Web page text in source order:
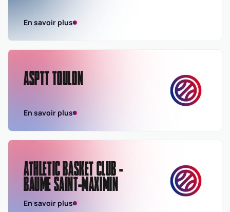
En savoir plus
ASPTT TOULON
En savoir plus
ATHLETIC BASKET CLUB -
BAUME SAINT-MAXIMIN
En savoir plus